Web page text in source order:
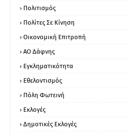
Πολιτισμός
Πολίτες Σε Κίνηση
Οικονομική Επιτροπή
ΑΟ Δάφνης
Εγκληματικότητα
Εθελοντισμός
Πόλη Φωτεινή
Εκλογές
Δημοτικές Εκλογές